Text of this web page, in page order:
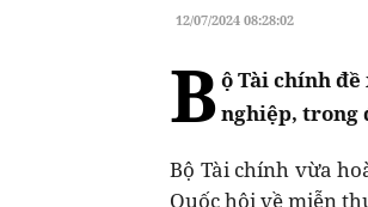
12/07/2024 08:28:02
Bộ Tài chính
nghiệp, trong
Bộ Tài chính vừa
Quốc hội về miễn